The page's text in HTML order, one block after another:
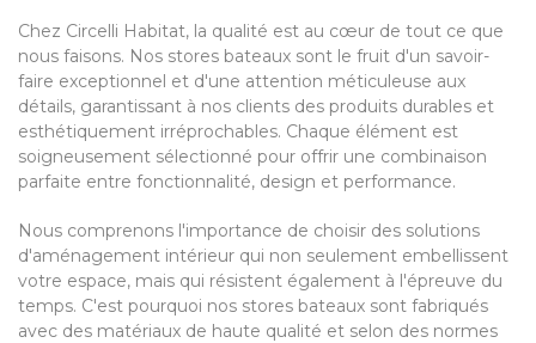
Chez Circelli Habitat, la qualité est au cœur de tout ce que
nous faisons. Nos stores bateaux sont le fruit d'un savoir-
faire exceptionnel et d'une attention méticuleuse aux
détails, garantissant à nos clients des produits durables et
esthétiquement irréprochables. Chaque élément est
soigneusement sélectionné pour offrir une combinaison
parfaite entre fonctionnalité, design et performance.
Nous comprenons l'importance de choisir des solutions
d'aménagement intérieur qui non seulement embellissent
votre espace, mais qui résistent également à l'épreuve du
temps. C'est pourquoi nos stores bateaux sont fabriqués
avec des matériaux de haute qualité et selon des normes